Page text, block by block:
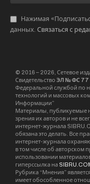
Нажимая
данных. Связаться с
© 2016 – 2026, Сетевое
Свидетельство ЭЛ № ФС 77
Федеральной службой по
технологий и массовых
Информации”
Материалы, публикуемые
зрения их авторов и не
интернет-журнала
обязана это делать. Все
интернет-журнала
в том числе об авторском
использовании
гиперссылка на
Рубрика “Мнения”
имеет обособленное